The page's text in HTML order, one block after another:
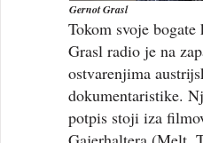
Gernot Grasl
Tokom svoje
Grasl radio je na
ostvarenjima
dokumentaristike.
potpis stoji iza